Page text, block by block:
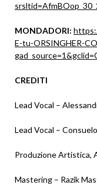
MONDADORI:
E-tu-ORSINGHER-
CREDITI
Lead Vocal –
Lead Vocal –
Produzione Artistica,
Mastering – Razik